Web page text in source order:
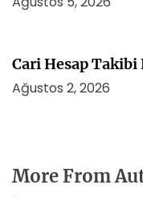
Cari Hesap
Ağustos 2, 2026
More From